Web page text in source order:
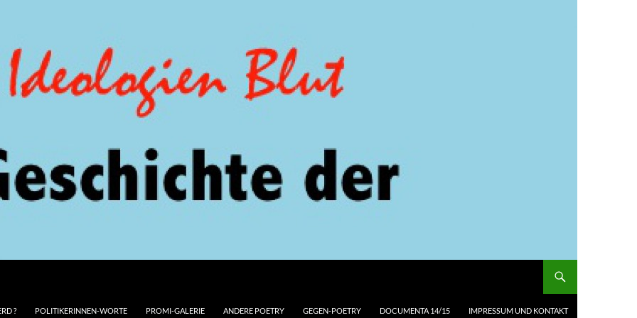
? POLITIKERINNEN-WORTE PROMI-GALERIE ANDERE POETRY GEGEN-POETRY DOCUMENTA 14/15 IMPRESSUM UND KONTAKT